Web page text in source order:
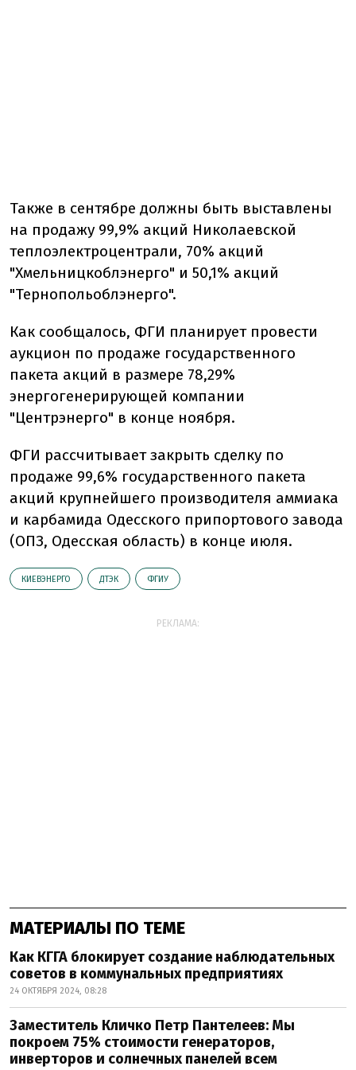
Также в сентябре должны быть выставлены
на продажу 99,9% акций Николаевской
теплоэлектроцентрали, 70% акций
"Хмельницкоблэнерго" и 50,1% акций
"Тернопольоблэнерго".
Как сообщалось, ФГИ планирует провести
аукцион по продаже государственного
пакета акций в размере 78,29%
энергогенерирующей компании
"Центрэнерго" в конце ноября.
ФГИ рассчитывает закрыть сделку по
продаже 99,6% государственного пакета
акций крупнейшего производителя аммиака
и карбамида Одесского припортового завода
(ОПЗ, Одесская область) в конце июля.
КИЕВЭНЕРГО ДТЭК ФГИУ
РЕКЛАМА:
МАТЕРИАЛЫ ПО ТЕМЕ
Как КГГА блокирует создание наблюдательных
советов в коммунальных предприятиях
24 ОКТЯБРЯ 2024, 08:28
Заместитель Кличко Петр Пантелеев: Мы
покроем 75% стоимости генераторов,
инверторов и солнечных панелей всем